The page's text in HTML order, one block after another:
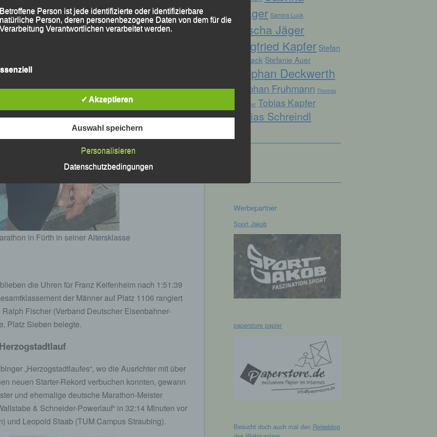
in Fürth in seiner Altersklasse
die Uhren für Franz Keifenheim nach 1:51:39
der Männer auf Platz 1106 rangiert
Fischer (Verband Deutscher Eisenbahner-
Platz Sieben belegte.
„Herzogstadtlaufes“, wo die Ausrichter mit über
neuen Starter-Rekord verbuchen konnten, gewann
und ehemalige deutsche Marathon-Meister
& Schneider-Powerlauf“ in 32:14 Minuten vor
und Leopold Staab (TUM Campus Straubing).
Prager Samira Luck
Sascha Jäger
Siegfried Kapfer Stefan
Biersack Stefanie Auer
Stephan Deckwerth
Stephan Fruhmann Thomas
Kopfinger Tobias Kapfer
Tobias Schreindl
Werbepartner
Sport Jakob
paperstore papier
Besucht doch auch mal den Reiseblog
Betroffene Person ist jede identifizierte oder identifizierbare
natürliche Person, deren personenbezogene Daten von dem für die
Verarbeitung Verantwortlichen verarbeitet werden.
ausgeführte Vorgang oder jede solche Vorgangsreihe im
Zusammenhang mit personenbezogenen Daten wie das Erheben,
das Erfassen, die Organisation, das Ordnen, die Speicherung, die
Anpassung oder Veränderung, das Auslesen, das Abfragen, die
Verwendung, die Offenlegung durch Übermittlung, Verbreitung oder
eine andere Form der Bereitstellung, den Abgleich oder die
Einschränkung der Verarbeitung ist die Markierung gespeicherter
personenbezogener Daten mit dem Ziel, ihre künftige Verarbeitung
einzuschränken.
personenbezogenen Daten verwendet werden, um bestimmte
persönliche Aspekte, die sich auf eine natürliche Person beziehen,
zu bewerten, insbesondere, um Aspekte bezüglich Arbeitsleistung,
wirtschaftlicher Lage, Gesundheit, persönlicher Vorlieben, Interessen,
Zuverlässigkeit, Verhalten, Aufenthaltsort oder Ortswechsel dieser
natürlichen Person zu analysieren oder vorherzusagen.
Pseudonymisierung ist die Verarbeitung personenbezogener Daten
in einer Weise, auf welche die personenbezogenen Daten ohne
Hinzuziehung zusätzlicher Informationen nicht mehr einer
spezifischen betroffenen Person zugeordnet werden können, sofern
diese zusätzlichen Informationen gesondert aufbewahrt werden und
technischen und organisatorischen Maßnahmen unterliegen, die
✓ Akzeptieren
Auswahl speichern
Personalisieren
Datenschutzbedingungen